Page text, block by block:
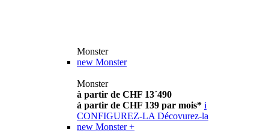
Monster
new Monster
Monster
à partir de CHF 13´490
à partir de CHF 139 par mois* i
CONFIGUREZ-LA Décovurez-la
new Monster +